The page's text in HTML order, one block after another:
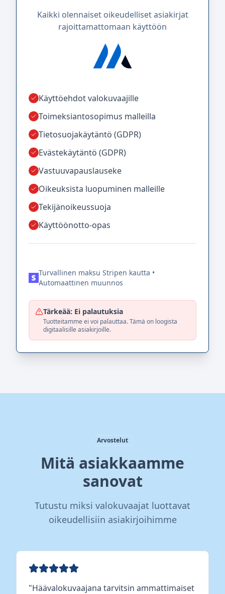
Kaikki olennaiset oikeudelliset asiakirjat
rajoittamattomaan käyttöön
Käyttöehdot valokuvaajille
Toimeksiantosopimus malleilla
Tietosuojakäytäntö (GDPR)
Evästekäytäntö (GDPR)
Vastuuvapauslauseke
Oikeuksista luopuminen malleille
Tekijänoikeussuoja
Käyttöönotto-opas
Turvallinen maksu Stripen kautta •
Automaattinen muunnos
Tärkeää: Ei palautuksia
Tuotteitamme ei voi palauttaa. Tämä on loogista
digitaalisille asiakirjoille.
Arvostelut
Mitä asiakkaamme
sanovat
Tutustu miksi valokuvaajat luottavat
oikeudellisiin asiakirjoihimme
"Häävalokuvaajana tarvitsin ammattimaiset